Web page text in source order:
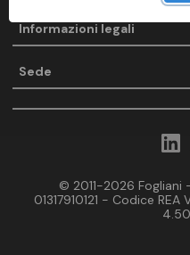
Informazioni legali
Sede
© 2011-2026 Fogliani
01317910121 - Codice